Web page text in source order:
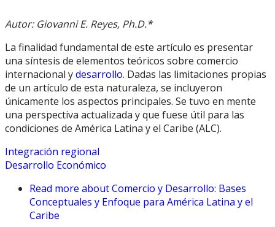
Autor: Giovanni E. Reyes, Ph.D.*
La finalidad fundamental de este artículo es presentar
una síntesis de elementos teóricos sobre comercio
internacional ydesarrollo. Dadas las limitaciones propias
de un artículo de esta naturaleza, se incluyeron
únicamente los aspectos principales. Se tuvo en mente
una perspectiva actualizada y que fuese útil para las
condiciones de América Latina y el Caribe (ALC).
Integración regional
Desarrollo Económico
Read more about Comercio y Desarrollo: Bases
Conceptuales y Enfoque para América Latina y el
Caribe